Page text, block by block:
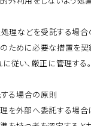
理などを受託する場合
ために必要な措置を契
従い、厳正に管理する。
る場合の原則
を外部へ委託する場合